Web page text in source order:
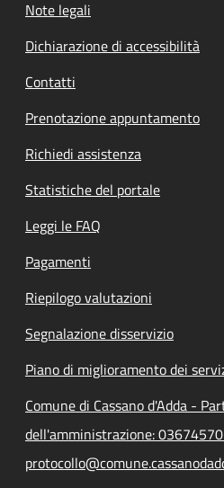
Note legali
Dichiarazione di accessibilità
Contatti
Prenotazione appuntamento
Richiedi assistenza
Statistiche del portale
Leggi le FAQ
Pagamenti
Riepilogo valutazioni
Segnalazione disservizio
Piano di miglioramento dei
Comune di Cassano d'Adda -
dell'amministrazione: